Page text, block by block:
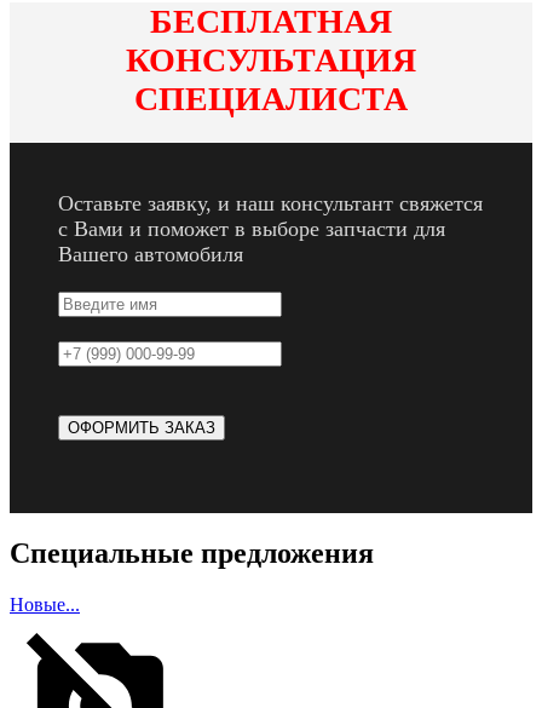
БЕСПЛАТНАЯ
КОНСУЛЬТАЦИЯ
СПЕЦИАЛИСТА
Оставьте заявку, и наш консультант свяжется
с Вами и поможет в выборе запчасти для
Вашего автомобиля
Специальные предложения
Новые...